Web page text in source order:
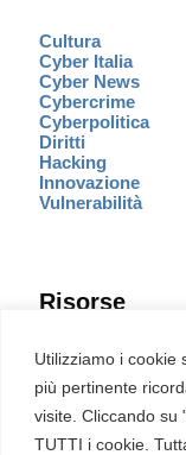
Utilizziamo i cookie
più pertinente
visite. Cliccando su
TUTTI i cookie.
Cultura
Cyber Italia
Cyber News
Cybercrime
Cyberpolitica
Diritti
Hacking
Innovazione
Vulnerabilità
Risorse
Eventi
Fumetto Cyber
Newsletter
Servizi
Pubblicità